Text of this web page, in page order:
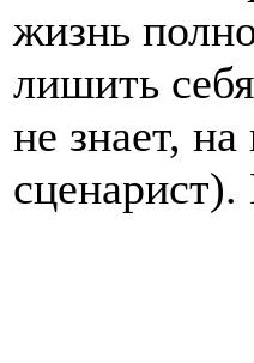
жизнь
лишить
не знает,
сценарист).